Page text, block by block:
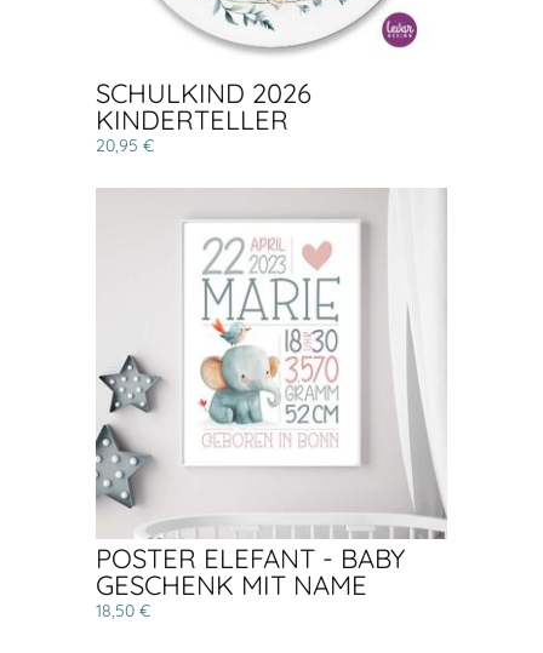
SCHULKIND 2026
KINDERTELLER
20,95 €
POSTER ELEFANT - BABY
GESCHENK MIT NAME
18,50 €